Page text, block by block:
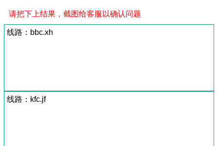
请把下上结果，截图给客服以确认问题
线路：bbc.xh
线路：kfc.jf